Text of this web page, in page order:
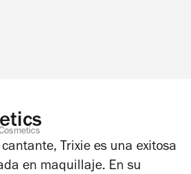
Trixie es una exitosa
en maquillaje. En su